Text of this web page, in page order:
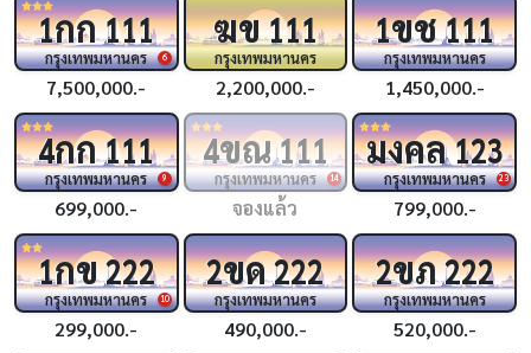
6
1กก111
กรุงเทพมหานคร
7,500,000.-
ฆข111
กรุงเทพมหานคร
2,200,000.-
1ขช111
กรุงเทพมหานคร
1,450,000.-
9
4กก111
กรุงเทพมหานคร
699,000.-
14
4ขณ111
กรุงเทพมหานคร
จองแล้ว
23
มงคล123
กรุงเทพมหานคร
799,000.-
10
1กข222
กรุงเทพมหานคร
299,000.-
2ขด222
กรุงเทพมหานคร
490,000.-
2ขภ222
กรุงเทพมหานคร
520,000.-